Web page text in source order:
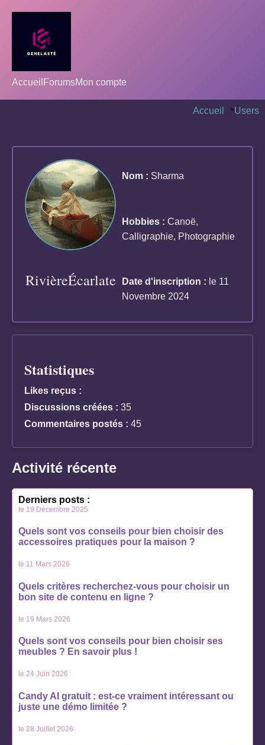
Accueil ForumsMon compte
Accueil >Users
RivièreÉcarlate
Nom : Sharma
Hobbies : Canoë,
Calligraphie, Photographie
Date d'inscription : le 11
Novembre 2024
Statistiques
Likes reçus :
Discussions créées : 35
Commentaires postés : 45
Activité récente
Derniers posts :
le 19 Décembre 2025
Quels sont vos conseils pour bien choisir des
accessoires pratiques pour la maison ?
le 11 Mars 2026
Quels critères recherchez-vous pour choisir un
bon site de contenu en ligne ?
le 19 Mars 2026
Quels sont vos conseils pour bien choisir ses
meubles ? En savoir plus !
le 24 Juin 2026
Candy AI gratuit : est-ce vraiment intéressant ou
juste une démo limitée ?
le 28 Juillet 2026